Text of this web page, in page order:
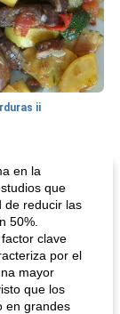
ii
en la
que
de reducir las
50%.
clave
por el
mayor
que los
en grandes